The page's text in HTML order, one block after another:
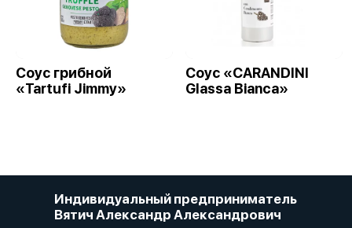
Соус грибной
«Tartufi Jimmy»
Cоус «CARANDINI
Glassa Bianca»
Индивидуальный предприниматель
Вятич Александр Александрович